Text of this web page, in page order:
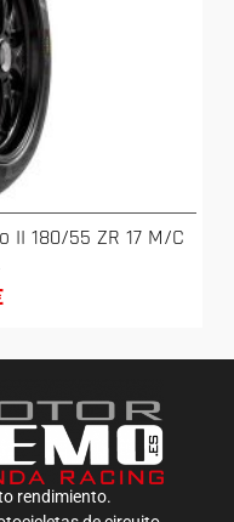
II 180/55 ZR 17 M/C
rendimiento.